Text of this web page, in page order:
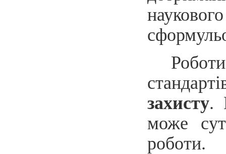
захисту.
може
роботи.